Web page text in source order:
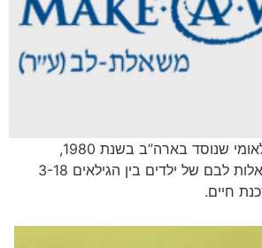
הינה חלק מארגון בינלאומי שנוסד בארה”ב בשנת 1980,
שמטרתו הגשמת משאלות לבם של ילדים בין הגילאים 3-18
חיים.